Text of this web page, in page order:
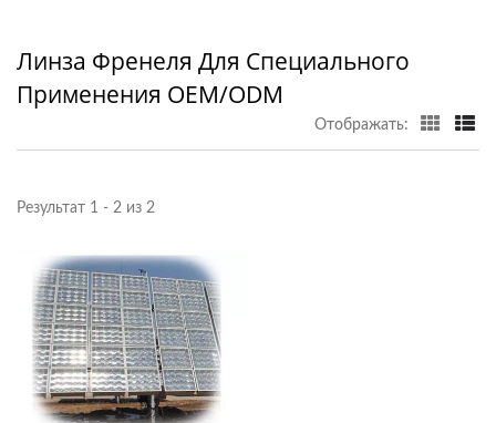
Линза Френеля Для Специального
Применения OEM/ODM
Отображать:
Результат 1 - 2 из 2